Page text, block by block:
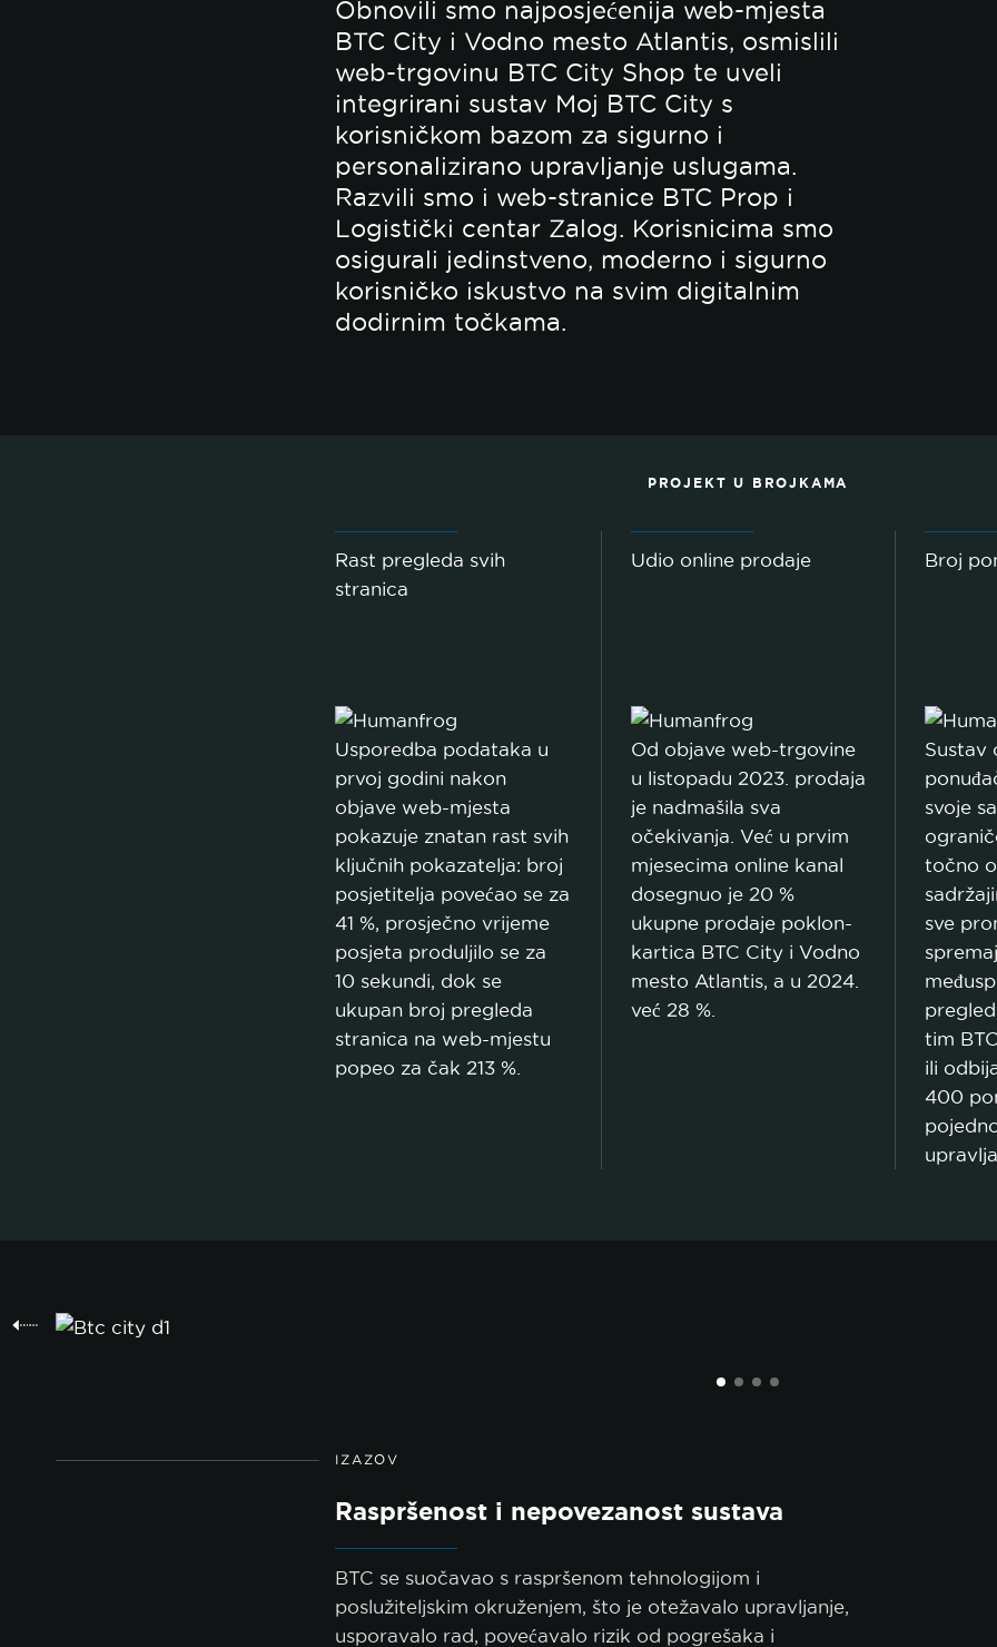
Obnovili smo najposjećenija web-mjesta
BTC City i Vodno mesto Atlantis, osmislili
web-trgovinu BTC City Shop te uveli
integrirani sustav Moj BTC City s
korisničkom bazom za sigurno i
personalizirano upravljanje uslugama.
Razvili smo i web-stranice BTC Prop i
Logistički centar Zalog. Korisnicima smo
osigurali jedinstveno, moderno i sigurno
korisničko iskustvo na svim digitalnim
dodirnim točkama.
PROJEKT U BROJKAMA
Rast pregleda svih
stranica
Usporedba podataka u
prvoj godini nakon
objave web-mjesta
pokazuje znatan rast svih
ključnih pokazatelja: broj
posjetitelja povećao se za
41 %, prosječno vrijeme
posjeta produljilo se za
10 sekundi, dok se
ukupan broj pregleda
stranica na web-mjestu
popeo za čak 213 %.
Udio online prodaje
Od objave web-trgovine
u listopadu 2023. prodaja
je nadmašila sva
očekivanja. Već u prvim
mjesecima online kanal
dosegnuo je 20 %
ukupne prodaje poklon-
kartica BTC City i Vodno
mesto Atlantis, a u 2024.
već 28 %.
Broj
Sustav
svoje
točno
sve
tim
ili
400
IZAZOV
Raspršenost i nepovezanost sustava
BTC se suočavao s raspršenom tehnologijom i
poslužiteljskim okruženjem, što je otežavalo upravljanje,
usporavalo rad, povećavalo rizik od pogrešaka i